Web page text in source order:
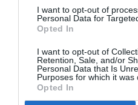
I want to opt-out of
Personal Data for
Opted In
I want to opt-out of
Retention, Sale, and/or
Personal Data that Is
Purposes for which it was
Opted In
Faire un